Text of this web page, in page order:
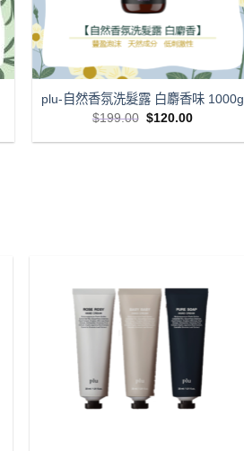
plu-自然香氛洗髮露 白麝香味 1000g
$199.00 Original
was:
$120.00Current
is: